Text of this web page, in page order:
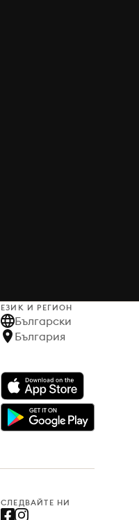
ЕЗИК И РЕГИОН
Български
България
СЛЕДВАЙТЕ НИ